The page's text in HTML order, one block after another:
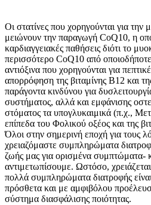
Οι στατίνες που χορηγούνται για την
μειώνουν την παραγωγή CoQ10, η
καρδιαγγειακές παθήσεις διότι το
περισσότερο CoQ10 από
αντιόξινα που χορηγούνται για
απορρόφηση της βιταμίνης Β12 και
παράγοντα κινδύνου για
συστήματος, αλλά και εμφάνισης
στόματος τα υπογλυκαιμικά (π.χ.,
επίπεδα του Φολικού οξέος και της
Όλοι στην σημερινή εποχή για τους
χρειαζόμαστε συμπληρώματα
ζωής μας για ορισμένα συμπτώματα-
αντιμετωπίσουμε. Ωστόσο,
πολλά συμπληρώματα διατροφής
πρόσθετα και με αμφιβόλου
σύστημα διασφάλισης ποιότητας.